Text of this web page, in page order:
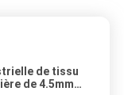
de tissu
de 4.5mm